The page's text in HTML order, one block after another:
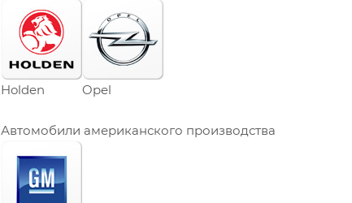
Holden Opel
Автомобили американского производства